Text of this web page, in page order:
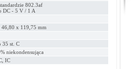
802.3af
DC - 5 V / 1 A
46,80 x 119,75 mm
35 st. C
niekondensująca
IC